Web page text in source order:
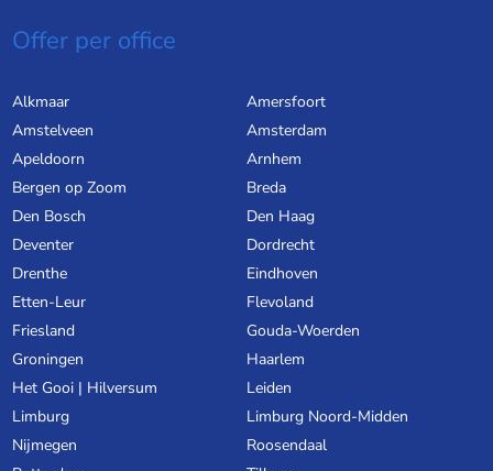
Offer per office
Alkmaar
Amersfoort
Amstelveen
Amsterdam
Apeldoorn
Arnhem
Bergen op Zoom
Breda
Den Bosch
Den Haag
Deventer
Dordrecht
Drenthe
Eindhoven
Etten-Leur
Flevoland
Friesland
Gouda-Woerden
Groningen
Haarlem
Het Gooi | Hilversum
Leiden
Limburg
Limburg Noord-Midden
Nijmegen
Roosendaal